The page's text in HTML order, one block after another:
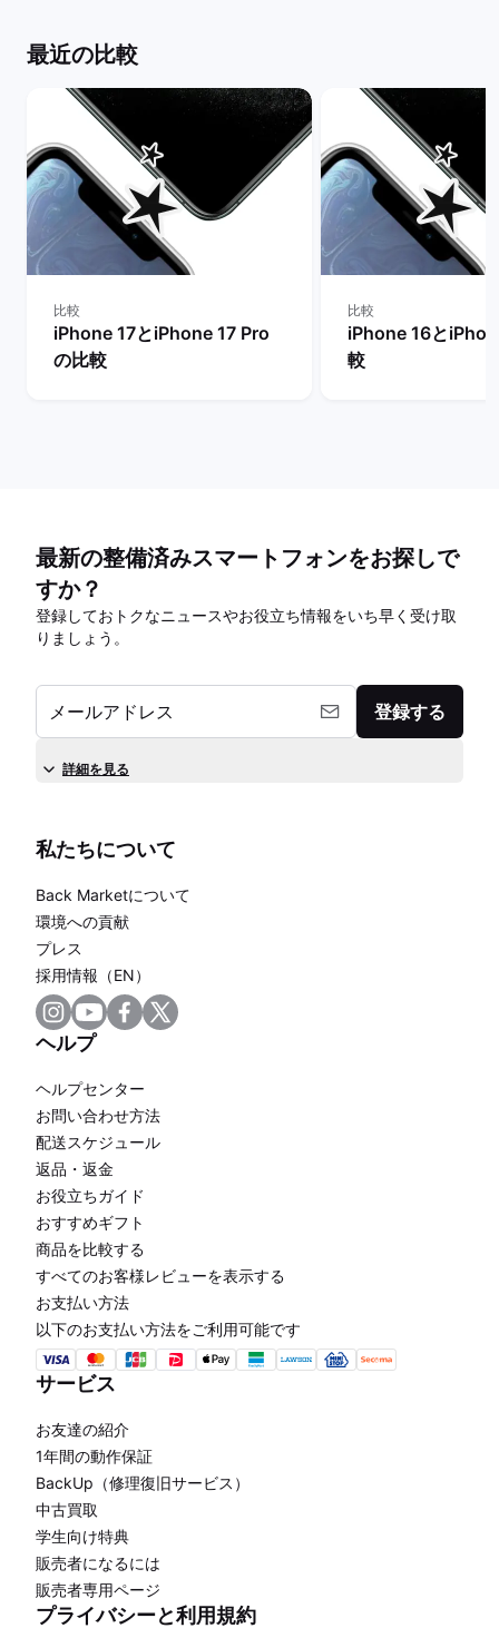
最近の比較
比較
iPhone 17とiPhone 17 Pro
の比較
比較
iPhone 16と
較
最新の整備済みスマートフォンをお探しで
すか？
登録しておトクなニュースやお役立ち情報をいち早く受け取
りましょう。
メールアドレス 登録する
詳細を見る
私たちについて
Back Marketについて
環境への貢献
プレス
採用情報（EN）
ヘルプ
ヘルプセンター
お問い合わせ方法
配送スケジュール
返品・返金
お役立ちガイド
おすすめギフト
商品を比較する
すべてのお客様レビューを表示する
お支払い方法
以下のお支払い方法をご利用可能です
サービス
お友達の紹介
1年間の動作保証
BackUp（修理復旧サービス）
中古買取
学生向け特典
販売者になるには
販売者専用ページ
プライバシーと利用規約